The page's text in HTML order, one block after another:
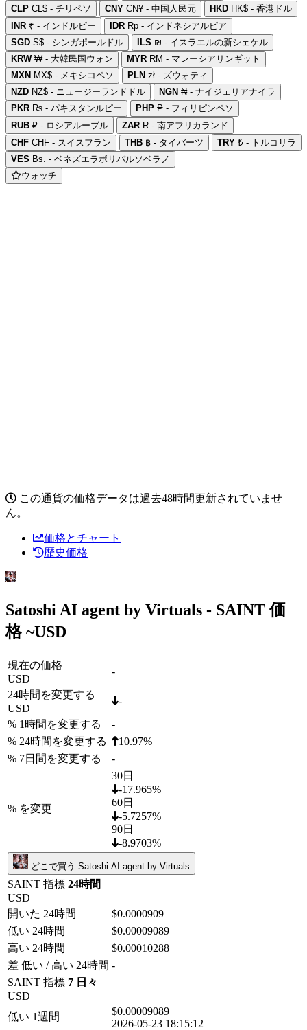
CLP CL$ - チリペソ CNY CN¥ - 中国人民元 HKD HK$ - 香港ドル
INR ₹ - インドルピー IDR Rp - インドネシアルピア
SGD S$ - シンガポールドル ILS ₪ - イスラエルの新シェケル
KRW₩ - 大韓民国ウォン MYR RM - マレーシアリンギット
MXN MX$ - メキシコペソ PLN zł - ズウォティ
NZD NZ$ - ニュージーランドドル NGN ₦ - ナイジェリアナイラ
PKR ₨ - パキスタンルピー PHP ₱ - フィリピンペソ
RUB ₽ - ロシアルーブル ZAR R - 南アフリカランド
CHF CHF - スイスフラン THB ฿ - タイバーツ TRY ₺ - トルコリラ
VES Bs. - ベネズエラボリバルソベラノ
ウォッチ
この通貨の価格データは過去48時間更新されていませ
ん。
価格とチャート
歴史価格
Satoshi AI agent by Virtuals - SAINT 価
格 ~USD
現在の価格
USD
-
24時間を変更する
USD
-
% 1時間を変更する
-
% 24時間を変更する
10.97%
% 7日間を変更する
-
% を変更
30日
-17.965%
60日
-5.7257%
90日
-8.9703%
どこで買う Satoshi AI agent by Virtuals
SAINT 指標 24時間
USD
開いた 24時間
$0.0000909
低い 24時間
$0.00009089
高い 24時間
$0.00010288
差 低い / 高い 24時間 -
SAINT 指標 7 日々
USD
低い 1週間
$0.00009089
2026-05-23 18:15:12